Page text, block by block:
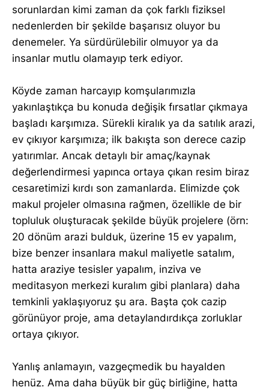
sorunlardan kimi zaman da çok farklı fiziksel
nedenlerden bir şekilde başarısız oluyor bu
denemeler. Ya sürdürülebilir olmuyor ya da
insanlar mutlu olamayıp terk ediyor.
Köyde zaman harcayıp komşularımızla
yakınlaştıkça bu konuda değişik fırsatlar çıkmaya
başladı karşımıza. Sürekli kiralık ya da satılık arazi,
ev çıkıyor karşımıza; ilk bakışta son derece cazip
yatırımlar. Ancak detaylı bir amaç/kaynak
değerlendirmesi yapınca ortaya çıkan resim biraz
cesaretimizi kırdı son zamanlarda. Elimizde çok
makul projeler olmasına rağmen, özellikle de bir
topluluk oluşturacak şekilde büyük projelere (örn:
20 dönüm arazi bulduk, üzerine 15 ev yapalım,
bize benzer insanlara makul maliyetle satalım,
hatta araziye tesisler yapalım, inziva ve
meditasyon merkezi kuralım gibi planlara) daha
temkinli yaklaşıyoruz şu ara. Başta çok cazip
görünüyor proje, ama detaylandırdıkça zorluklar
ortaya çıkıyor.
Yanlış anlamayın, vazgeçmedik bu hayalden
henüz. Ama daha büyük bir güç birliğine, hatta